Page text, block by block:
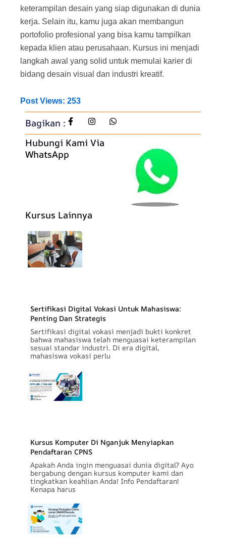
keterampilan desain yang siap digunakan di dunia
kerja. Selain itu, kamu juga akan membangun
portofolio profesional yang bisa kamu tampilkan
kepada klien atau perusahaan. Kursus ini menjadi
langkah awal yang solid untuk memulai karier di
bidang desain visual dan industri kreatif.
Post Views: 253
Bagikan :
Hubungi Kami Via
WhatsApp
Kursus Lainnya
Sertifikasi Digital Vokasi Untuk Mahasiswa:
Penting Dan Strategis
Sertifikasi digital vokasi menjadi bukti konkret
bahwa mahasiswa telah menguasai keterampilan
sesuai standar industri. Di era digital,
mahasiswa vokasi perlu
Kursus Komputer Di Nganjuk Menyiapkan
Pendaftaran CPNS
Apakah Anda ingin menguasai dunia digital? Ayo
bergabung dengan kursus komputer kami dan
tingkatkan keahlian Anda! Info Pendaftaran!
Kenapa harus